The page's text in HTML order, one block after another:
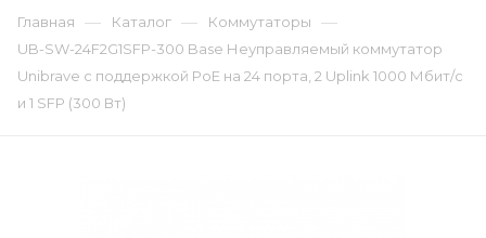
Главная — Каталог — Коммутаторы —
UB-SW-24F2G1SFP-300 Base Неуправляемый коммутатор
Unibrave с поддержкой PoE на 24 порта, 2 Uplink 1000 Мбит/c
и 1 SFP (300 Вт)